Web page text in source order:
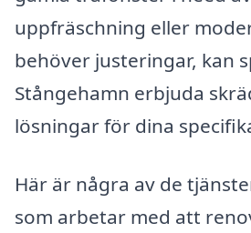
uppfräschning eller
behöver justeringar, kan
Stångehamn erbjuda
lösningar för dina
Här är några av de
som arbetar med att